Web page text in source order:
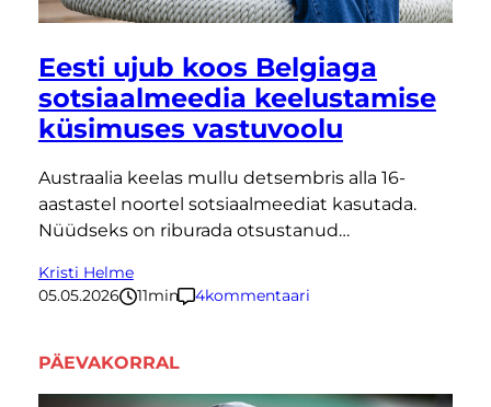
Eesti ujub koos Belgiaga
sotsiaalmeedia keelustamise
küsimuses vastuvoolu
Austraalia keelas mullu detsembris alla 16-
aastastel noortel sotsiaalmeediat kasutada.
Nüüdseks on riburada otsustanud…
Kristi Helme
05.05.2026
11minutit
4kommentaari
PÄEVAKORRAL